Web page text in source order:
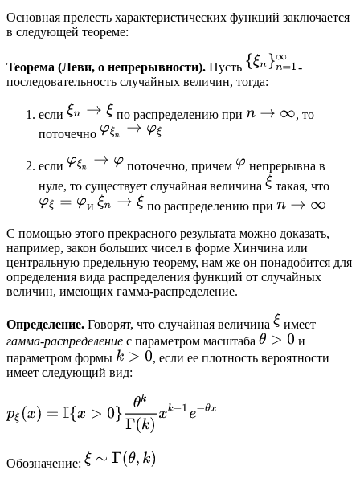
Основная прелесть характеристических функций заключается
в следующей теореме:
Теорема (Леви, о непрерывности). Пусть
-
последовательность случайных величин, тогда:
если по распределению при
, то
поточечно
если поточечно, причем
непрерывна в
нуле, то существует случайная величина
такая, что
и
по распределению при
С помощью этого прекрасного результата можно доказать,
например, закон больших чисел в форме Хинчина или
центральную предельную теорему, нам же он понадобится для
определения вида распределения функций от случайных
величин, имеющих гамма-распределение.
Определение. Говорят, что случайная величина
имеет
гамма-распределение с параметром масштаба
и
параметром формы
, если ее плотность вероятности
имеет следующий вид:
Обозначение: